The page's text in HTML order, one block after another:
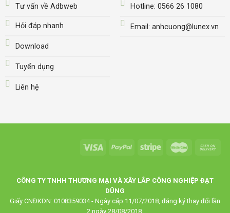
Tư vấn về Adbweb
Hỏi đáp nhanh
Download
Tuyển dụng
Liên hệ
Hotline: 0566 26 1080
Email: anhcuong@lunex.vn
CÔNG TY TNHH THƯƠNG MẠI VÀ XÂY LẮP CÔNG NGHIỆP ĐẠT
DŨNG
Giấy CNĐKDN: 0108359034 - Ngày cấp 11/07/2018, đăng ký thay đổi lần
2 ngày 28/08/2018.